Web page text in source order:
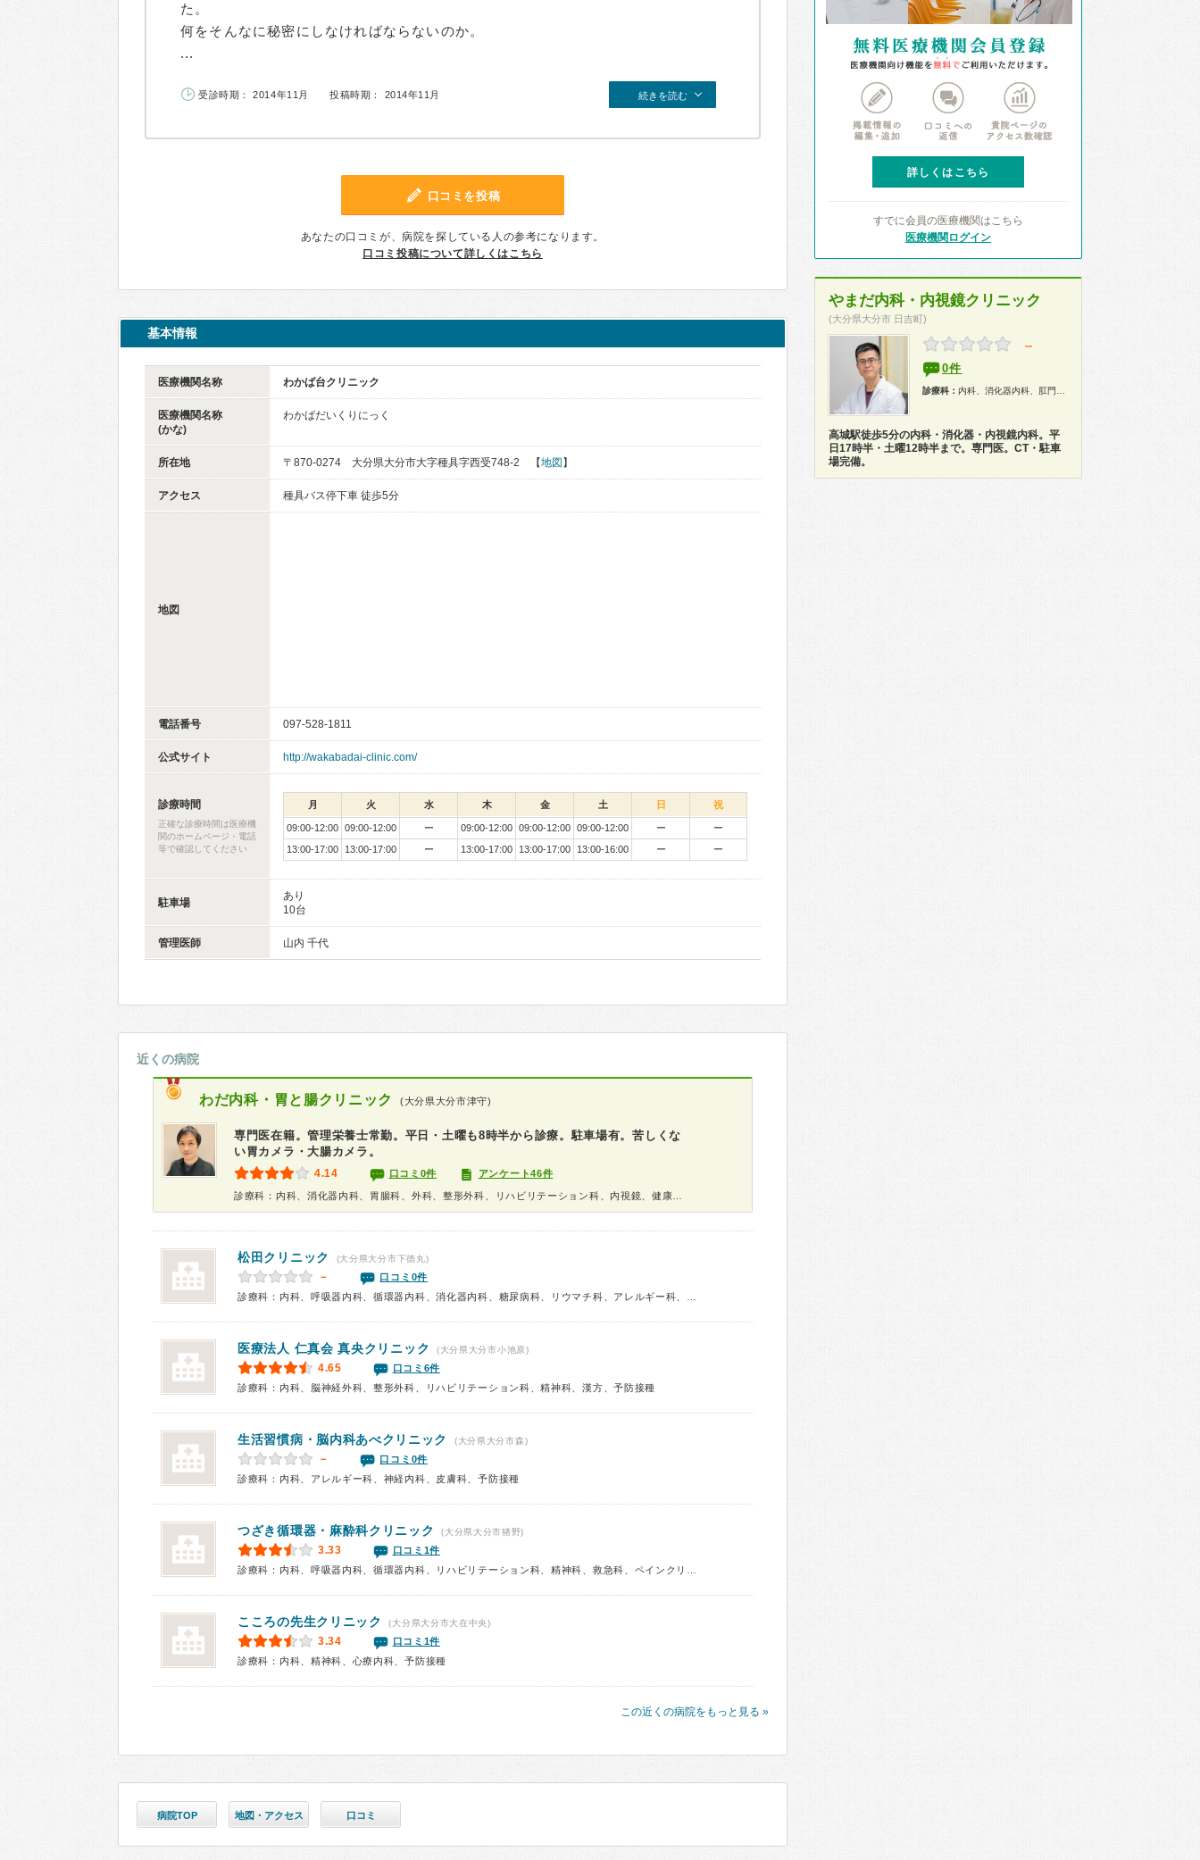
た。
何をそんなに秘密にしなければならないのか。
...
受診時期： 2014年11月 投稿時期： 2014年11月 続きを読む
口コミを投稿
あなたの口コミが、病院を探している人の参考になります。
口コミ投稿について詳しくはこちら
基本情報
医療機関名称 わかば台クリニック
医療機関名称
(かな)
わかばだいくりにっく
所在地 〒870-0274 大分県大分市大字種具字西受748-2 【地図 】
アクセス 種具バス停下車 徒歩5分
地図
電話番号 097-528-1811
公式サイト http://wakabadai-clinic.com/
診療時間
正確な診療時間は医療機
関のホームページ・電話
等で確認してください
月 火 水 木 金 土 日 祝
09:00-12:00 09:00-12:00 ー 09:00-12:00 09:00-12:00 09:00-12:00 ー
ー
13:00-17:00
13:00-17:00 ー 13:00-17:00 13:00-17:00 13:00-16:00 ー ー
駐車場
あり
10台
管理医師 山内 千代
近くの病院
わだ内科・胃と腸クリニック (大分県大分市津守)
専門医在籍。管理栄養士常勤。平日・土曜も8時半から診療。駐車場有。苦しくな
い胃カメラ・大腸カメラ。
4.14 口コミ0件 アンケート46件
松田クリニック (大分県大分市下徳丸)
－
口コミ0件
医療法人 仁真会真央クリニック (大分県大分市小池原)
4.65
口コミ6件
診療科：内科、脳神経外科、整形外科、リハビリテーション科、精神科、漢方、予防接種
生活習慣病・脳内科あべクリニック (大分県大分市森)
－
口コミ0件
診療科：内科、アレルギー科、神経内科、皮膚科、予防接種
つざき循環器・麻酔科クリニック (大分県大分市猪野)
3.33
口コミ1件
こころの先生クリニック (大分県大分市大在中央)
3.34
口コミ1件
診療科：内科、精神科、心療内科、予防接種
この近くの病院をもっと見る »
病院TOP 地図・アクセス 口コミ
詳しくはこちら
すでに会員の医療機関はこちら
医療機関ログイン
やまだ内科・内視鏡クリニック
(大分県大分市 日吉町)
－
0件
診療科： 内科、消化器内科、肛門科、内視鏡
高城駅徒歩5分の内科・消化器・内視鏡内科。平
日17時半・土曜12時半まで。専門医。CT・駐車
場完備。